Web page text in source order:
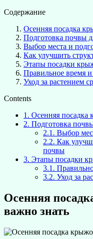
Содержание
Осенняя посадка
Подготовка почвы
Выбор места и
Как улучшить
Этапы посадки
Правильное время
Уход за растением
Contents
1. Осенняя посадка
2. Подготовка
2.1. Выбор
2.2. Как
почвы
3. Этапы посадки
3.1.
3.2. Уход за
Осенняя
важно знать